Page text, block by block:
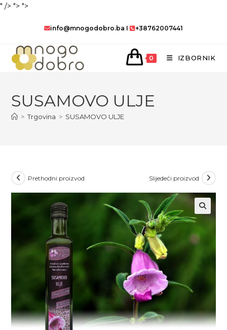
" /> "> ">
sadržaj
info@mnogodobro.ba I +38762007441
0 IZBORNIK
SUSAMOVO ULJE
> Trgovina > SUSAMOVO ULJE
Prethodni proizvod Slijedeći proizvod